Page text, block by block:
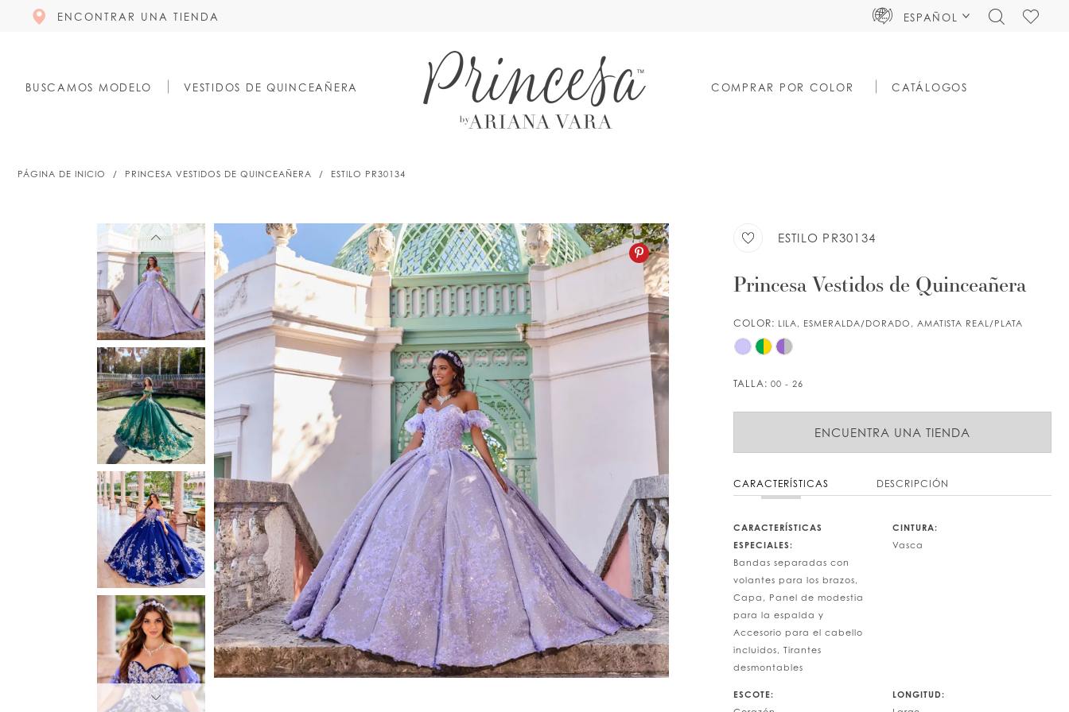
ENCONTRAR UNA TIENDA ESPAÑOL
TOGGLECHECK
BUSCAMOS MODELO VESTIDOS DE QUINCEAÑERA COMPRAR POR COLOR CATÁLOGOS
PÁGINA DE INICIO PRINCESA VESTIDOS DE QUINCEAÑERA ESTILO PR30134
PAUSE AUTOPLAY
PREVIOUS SLIDE
NEXT SLIDE
1
2
4
6
PAUSE AUTOPLAY
PREVIOUS SLIDE
NEXT SLIDE
0
1
2
3
4
5
6
ESTILO PR30134
Princesa Vestidos de Quinceañera
COLOR: LILA, ESMERALDA/DORADO, AMATISTA REAL/PLATA
TALLA: 00 - 26
ENCUENTRA UNA TIENDA
CARACTERÍSTICAS DESCRIPCIÓN
CARACTERÍSTICAS
ESPECIALES:
Bandas separadas con
volantes para los brazos,
Capa, Panel de modestia
para la espalda y
Accesorio para el cabello
incluidos, Tirantes
desmontables
CINTURA:
Vasca
ESCOTE:
LONGITUD: